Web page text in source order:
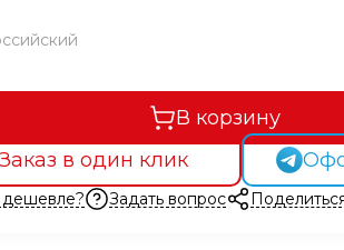
В корзину
Заказ в один клик
Задать вопрос